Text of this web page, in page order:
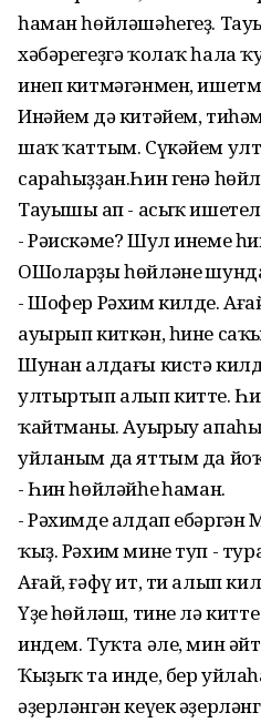
һаман һөйләшәһегеҙ.
хәбәрегеҙгә ҡолаҡ һала
инеп китмәгәнмен,
Инәйем дә китәйем,
шаҡ ҡаттым. Сүкәйем
сараһыҙҙан.Һин генә
Тауышың ап - асыҡ
- Рәискәме? Шул инеме
ОШоларҙы һөйләнең
- Шофер Рәхим килде.
ауырып киткән, һине
Шунан алдағы кистә
ултыртып алып китте.
ҡайтманың. Ауырыу
уйланым да яттым да
- Һин һөйләйһең һаман.
- Рәхимде алдап ебәргән
ҡыҙ. Рәхим мине туп -
Ағай, ғәфү ит, ти алып
Үҙең һөйләш, тине лә
индем. Туҡта әле, мин
Ҡыҙыҡ та инде, бер
әҙерләнгән кеүек